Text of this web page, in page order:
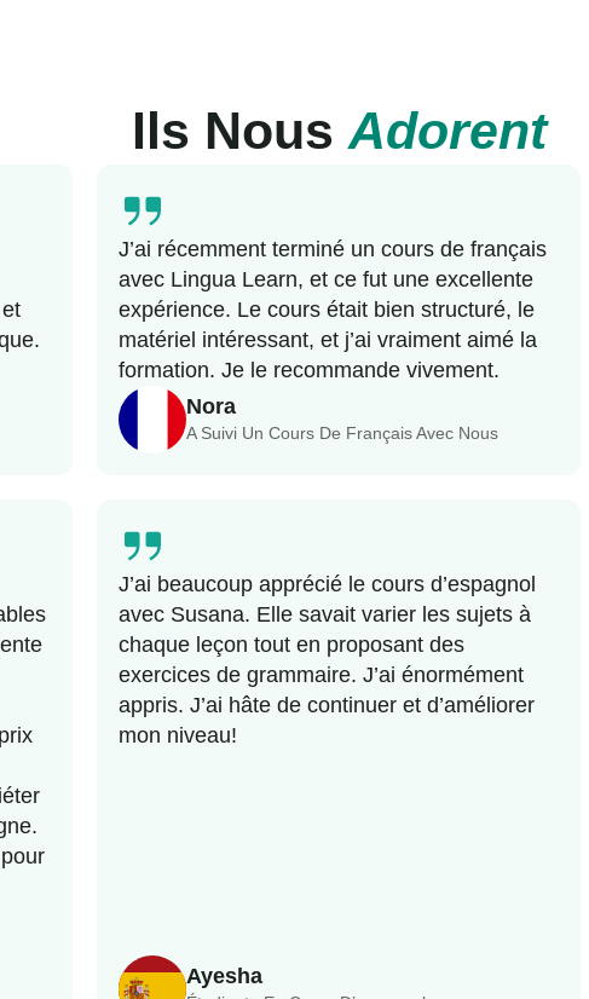
Ils NousAdorent
Nora
A Suivi Un Cours De Français Avec Nous
J’ai récemment terminé un cours de français
avec Lingua Learn, et ce fut une excellente
expérience. Le cours était bien structuré, le
matériel intéressant, et j’ai vraiment aimé la
formation. Je le recommande vivement.
Ayesha
J’ai beaucoup apprécié le cours d’espagnol
avec Susana. Elle savait varier les sujets à
chaque leçon tout en proposant des
exercices de grammaire. J’ai énormément
appris. J’ai hâte de continuer et d’améliorer
mon niveau!